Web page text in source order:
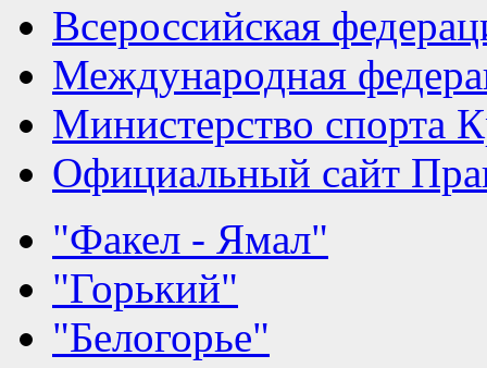
Всероссийская
Международная
Министерство спорта
Официальный сайт
"Факел - Ямал"
"Горький"
"Белогорье"